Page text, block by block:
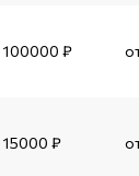
100000 ₽
₽